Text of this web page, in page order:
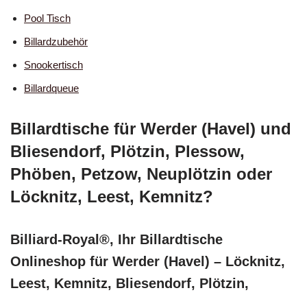
Pool Tisch
Billardzubehör
Snookertisch
Billardqueue
Billardtische für Werder (Havel) und
Bliesendorf, Plötzin, Plessow,
Phöben, Petzow, Neuplötzin oder
Löcknitz, Leest, Kemnitz?
Billiard-Royal®, Ihr Billardtische
Onlineshop für Werder (Havel) – Löcknitz,
Leest, Kemnitz, Bliesendorf, Plötzin,